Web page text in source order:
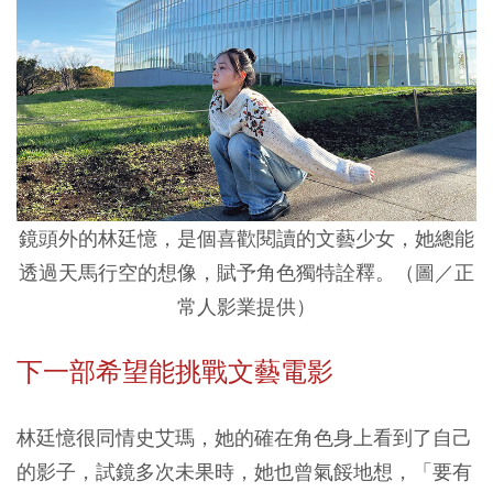
鏡頭外的林廷憶，是個喜歡閱讀的文藝少女，她總能
透過天馬行空的想像，賦予角色獨特詮釋。（圖／正
常人影業提供）
下一部希望能挑戰文藝電影
林廷憶很同情史艾瑪，她的確在角色身上看到了自己
的影子，試鏡多次未果時，她也曾氣餒地想，「要有